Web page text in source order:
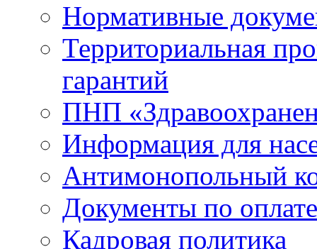
Нормативные
Территориальная
гарантий
ПНП
Информация для
Антимонопольный
Документы по
Кадровая политика